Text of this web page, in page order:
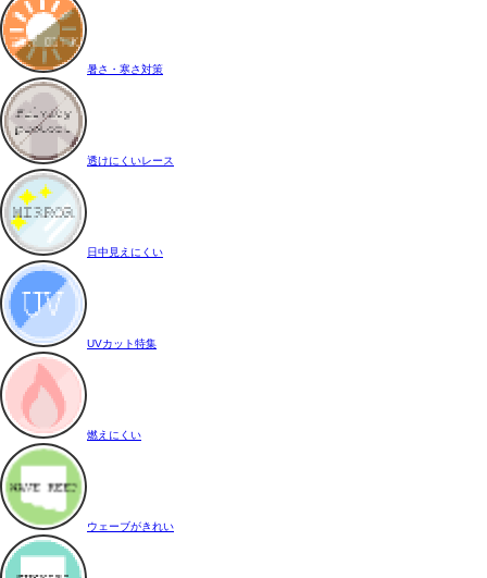
暑さ・寒さ対策
透けにくいレース
日中見えにくい
UVカット特集
燃えにくい
ウェーブがきれい